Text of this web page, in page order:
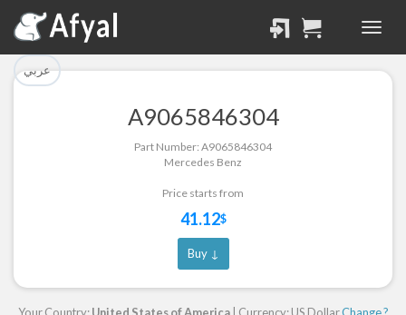
عربي
A9065846304
Part Number: A9065846304
Mercedes Benz
Price starts from
41.12$
Buy ↓
Your Country:United States of America| Currency: US DollarChange ?
تم إضافة القطعة بنجاح.
Part Successfully
Selected
تم إضافة القطعة للسلة
بنجاح.
Part Added to Cart